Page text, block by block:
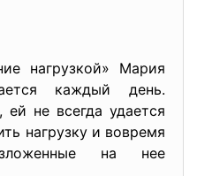
нагрузкой» Мария
каждый день.
не всегда удается
нагрузку и вовремя
на нее